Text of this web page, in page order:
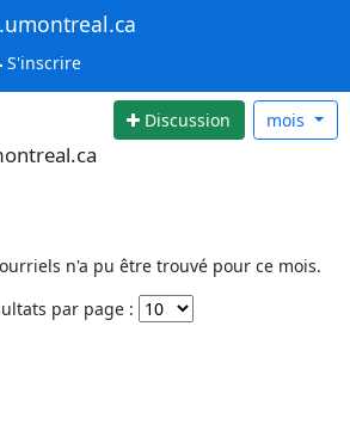
S'inscrire
Discussion mois
n'a pu être trouvé pour ce mois.
par page :